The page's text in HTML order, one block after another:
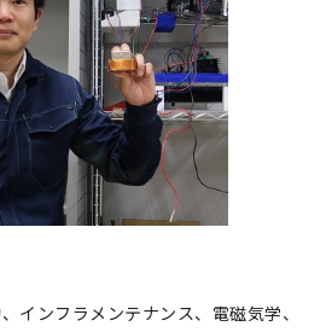
インフラメンテナンス、電磁気学、